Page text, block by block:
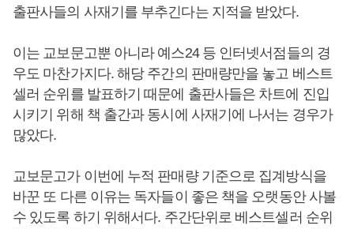
출판사들의 사재기를 부추긴다는 지적을 받았다.
이는 교보문고뿐 아니라 예스24 등 인터넷서점들의 경
우도 마찬가지다. 해당 주간의 판매량만을 놓고 베스트
셀러 순위를 발표하기 때문에 출판사들은 차트에 진입
시키기 위해 책 출간과 동시에 사재기에 나서는 경우가
많았다.
교보문고가 이번에 누적 판매량 기준으로 집계방식을
바꾼 또 다른 이유는 독자들이 좋은 책을 오랫동안 사볼
수 있도록 하기 위해서다. 주간단위로 베스트셀러 순위